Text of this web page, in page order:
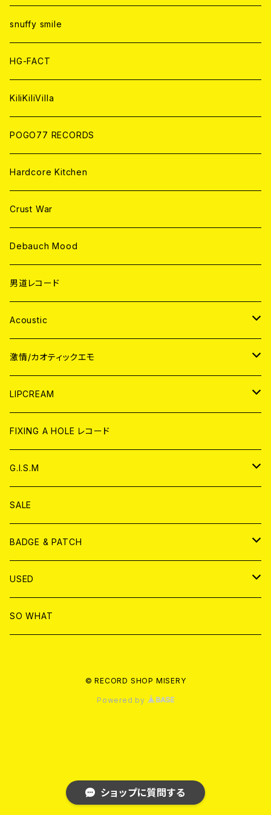
ショップに質問する
ANALOG
ANALOG
CD
ANALOG
CD
ANALOG
WORLD
CD
ANALOG
snuffy smile
HG-FACT
KiliKiliVilla
POGO77 RECORDS
Hardcore Kitchen
Crust War
Debauch Mood
男道レコード
Acoustic
JAPAN
CD
ANALOG
WORLD
CD
ANALOG
激情/カオティックエモ
JAPAN
CD
ANALOG
WORLD
CD
ANALOG
LIPCREAM
CD
アナログ
DVD
T-shirt & WEAR
FIXING A HOLE レコード
G.I.S.M
CD
ANALOG
T-SHIRT & WEAR
DVD
SALE
BADGE & PATCH
BADGE
PATCH
USED
書籍
SO WHAT
© RECORD SHOP MISERY
Powered by